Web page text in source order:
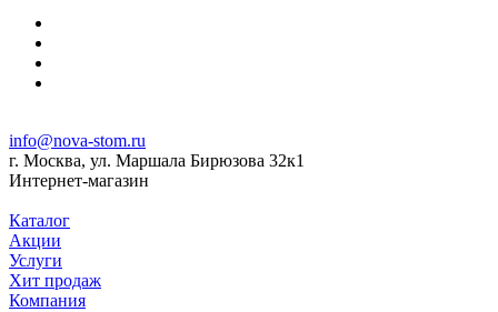
info@nova-stom.ru
г. Москва, ул. Маршала Бирюзова 32к1
Интернет-магазин
Каталог
Акции
Услуги
Хит продаж
Компания